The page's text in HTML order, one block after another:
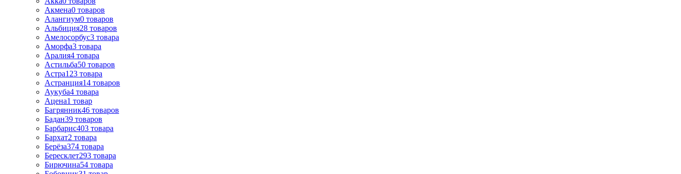
Акмена0 товаров
Алангиум0 товаров
Альбиция28 товаров
Амелосорбус3 товара
Аморфа3 товара
Аралия4 товара
Астильба50 товаров
Астра123 товара
Астранция14 товаров
Аукуба4 товара
Ацена1 товар
Багрянник46 товаров
Бадан39 товаров
Барбарис403 товара
Бархат2 товара
Берёза374 товара
Бересклет293 товара
Бирючина54 товара